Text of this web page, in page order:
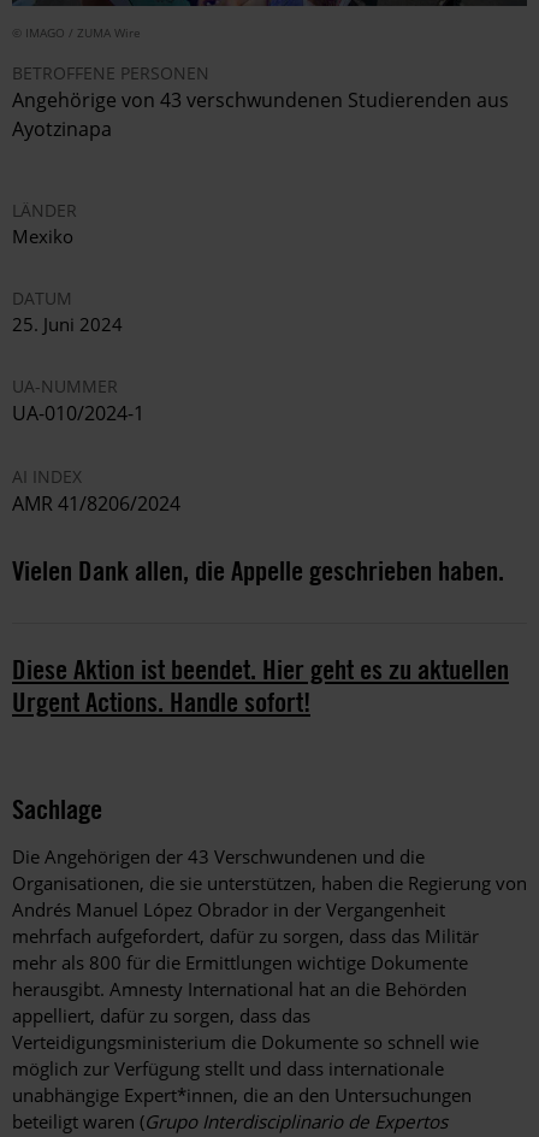
© IMAGO / ZUMA Wire
BETROFFENE PERSONEN
Angehörige von 43 verschwundenen Studierenden aus
Ayotzinapa
LÄNDER
Mexiko
DATUM
25. Juni 2024
UA-NUMMER
UA-010/2024-1
AI INDEX
AMR 41/8206/2024
Vielen Dank allen, die Appelle geschrieben haben.
Diese Aktion ist beendet. Hier geht es zu aktuellen
Urgent Actions. Handle sofort!
Sachlage
Die Angehörigen der 43 Verschwundenen und die
Organisationen, die sie unterstützen, haben die Regierung von
Andrés Manuel López Obrador in der Vergangenheit
mehrfach aufgefordert, dafür zu sorgen, dass das Militär
mehr als 800 für die Ermittlungen wichtige Dokumente
herausgibt. Amnesty International hat an die Behörden
appelliert, dafür zu sorgen, dass das
Verteidigungsministerium die Dokumente so schnell wie
möglich zur Verfügung stellt und dass internationale
unabhängige Expert*innen, die an den Untersuchungen
beteiligt waren (Grupo Interdisciplinario de Expertos